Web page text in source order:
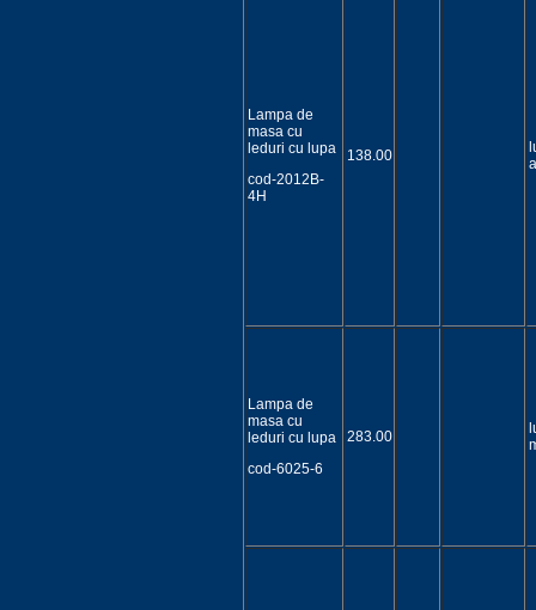
Lampa de
masa cu
leduri cu lupa
cod-2012B-
4H
138.00
Lampa de
masa cu
leduri cu lupa
cod-6025-6
283.00